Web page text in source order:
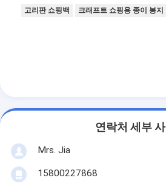
고리판 쇼핑백 크래프트 쇼핑용 종이 봉지
연락처 세부
Mrs. Jia
15800227868